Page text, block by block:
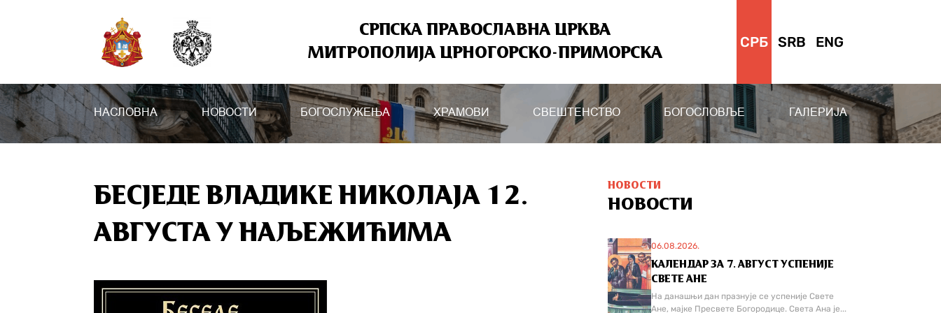
СРПСКА ПРАВОСЛАВНА ЦРКВА
МИТРОПОЛИЈА ЦРНОГОРСКО-ПРИМОРСКА
СРБ SRB ENG
НАСЛОВНА НОВОСТИ БОГОСЛУЖЕЊА ХРАМОВИ СВЕШТЕНСТВО БОГОСЛОВЉЕ ГАЛЕРИЈА
БЕСJЕДЕ ВЛАДИКЕ НИКОЛАЈА 12.
АВГУСТА У НАЉЕЖИЋИМА
НОВОСТИ
НОВОСТИ
06.08.2026.
КАЛЕНДАР ЗА 7. АВГУСТ УСПЕНИЈЕ
СВЕТЕ АНЕ
На данашњи дан празнује се успеније Свете
Ане, мајке Пресвете Богородице. Света Ана је...